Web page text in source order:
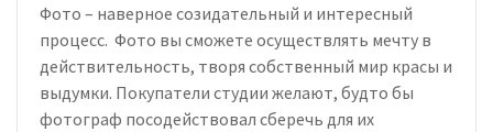
Фото – наверное созидательный и интересный
процесс. Фото вы сможете осуществлять мечту в
действительность, творя собственный мир красы и
выдумки. Покупатели студии желают, будто бы
фотограф посодействовал сберечь для их